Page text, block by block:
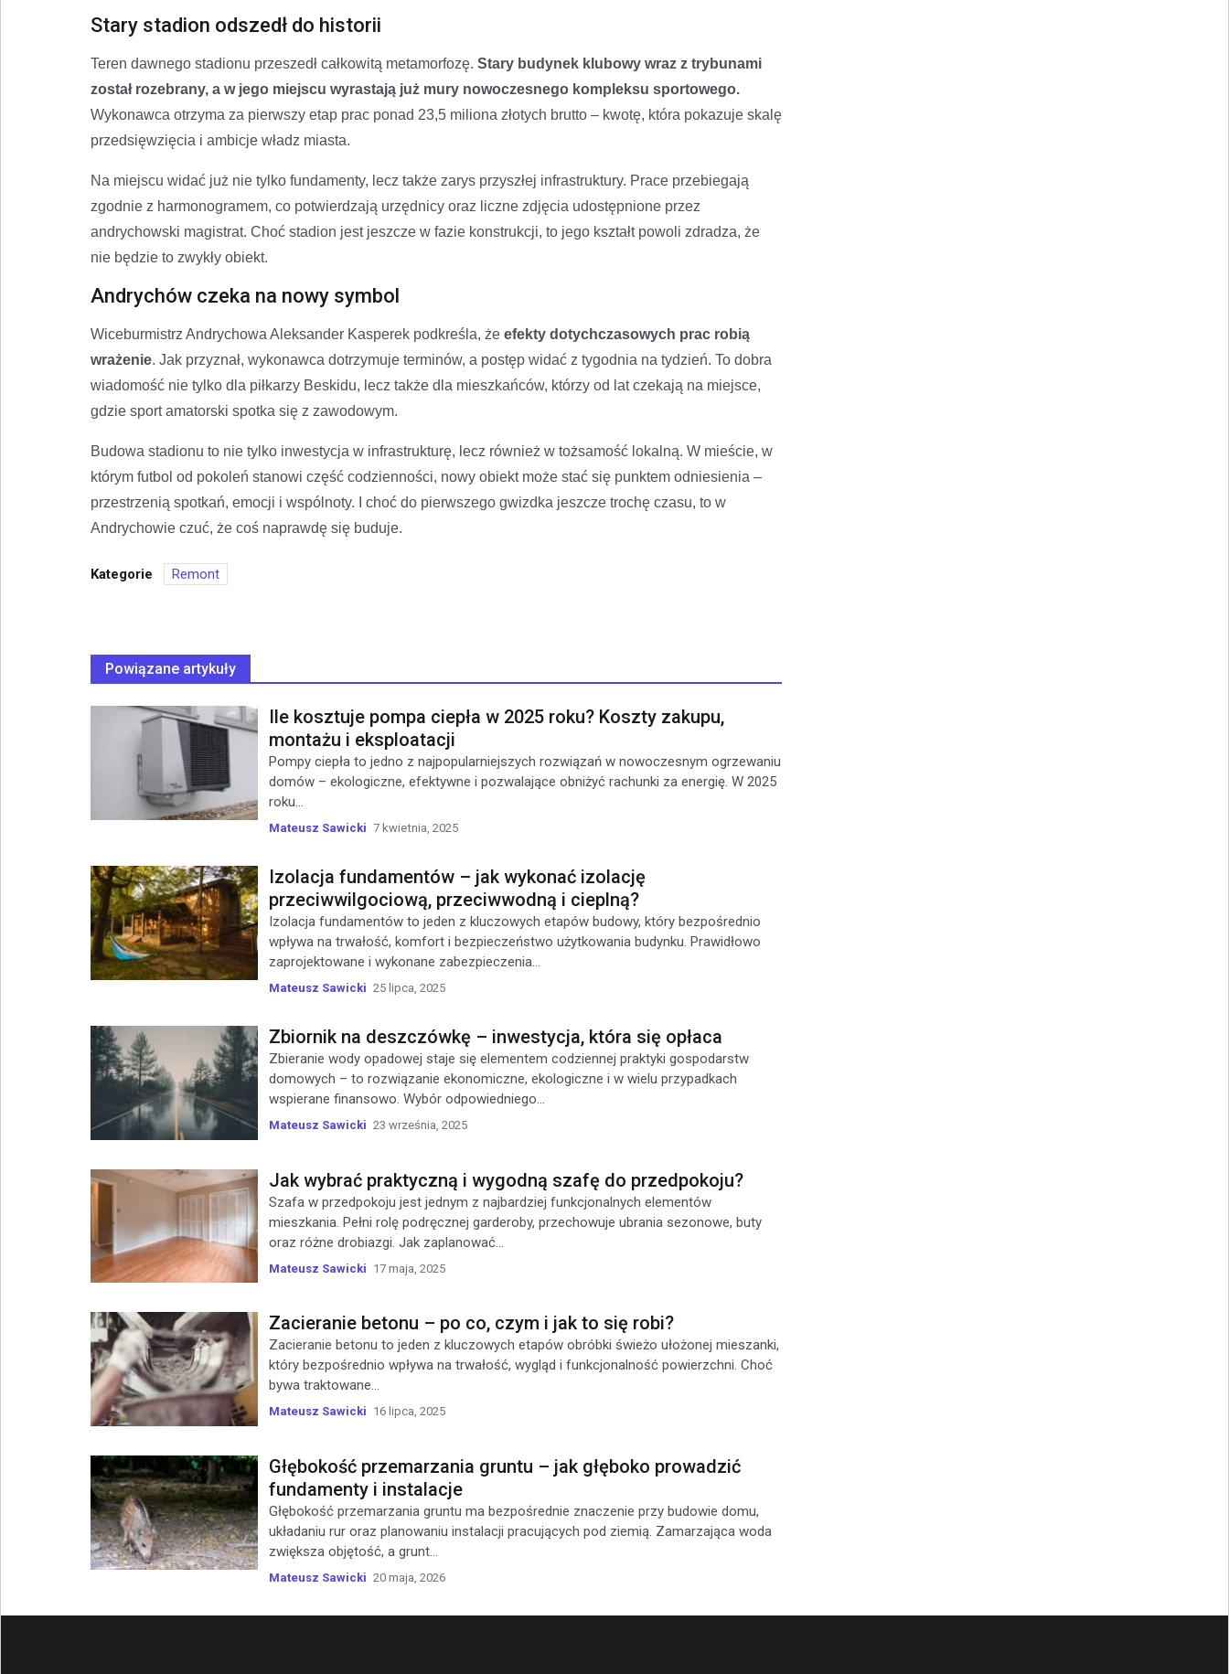
Stary stadion odszedł do historii
Teren dawnego stadionu przeszedł całkowitą metamorfozę. Stary budynek klubowy wraz z trybunami
został rozebrany, a w jego miejscu wyrastają już mury nowoczesnego kompleksu sportowego.
Wykonawca otrzyma za pierwszy etap prac ponad 23,5 miliona złotych brutto – kwotę, która pokazuje skalę
przedsięwzięcia i ambicje władz miasta.
Na miejscu widać już nie tylko fundamenty, lecz także zarys przyszłej infrastruktury. Prace przebiegają
zgodnie z harmonogramem, co potwierdzają urzędnicy oraz liczne zdjęcia udostępnione przez
andrychowski magistrat. Choć stadion jest jeszcze w fazie konstrukcji, to jego kształt powoli zdradza, że
nie będzie to zwykły obiekt.
Andrychów czeka na nowy symbol
Wiceburmistrz Andrychowa Aleksander Kasperek podkreśla, że efekty dotychczasowych prac robią
wrażenie. Jak przyznał, wykonawca dotrzymuje terminów, a postęp widać z tygodnia na tydzień. To dobra
wiadomość nie tylko dla piłkarzy Beskidu, lecz także dla mieszkańców, którzy od lat czekają na miejsce,
gdzie sport amatorski spotka się z zawodowym.
Budowa stadionu to nie tylko inwestycja w infrastrukturę, lecz również w tożsamość lokalną. W mieście, w
którym futbol od pokoleń stanowi część codzienności, nowy obiekt może stać się punktem odniesienia –
przestrzenią spotkań, emocji i wspólnoty. I choć do pierwszego gwizdka jeszcze trochę czasu, to w
Andrychowie czuć, że coś naprawdę się buduje.
Kategorie Remont
Powiązane artykuły
Ile kosztuje pompa ciepła w 2025 roku? Koszty zakupu,
montażu i eksploatacji
Pompy ciepła to jedno z najpopularniejszych rozwiązań w nowoczesnym ogrzewaniu
domów – ekologiczne, efektywne i pozwalające obniżyć rachunki za energię. W 2025
roku...
Mateusz Sawicki 7 kwietnia, 2025
Izolacja fundamentów – jak wykonać izolację
przeciwwilgociową, przeciwwodną i cieplną?
Izolacja fundamentów to jeden z kluczowych etapów budowy, który bezpośrednio
wpływa na trwałość, komfort i bezpieczeństwo użytkowania budynku. Prawidłowo
zaprojektowane i wykonane zabezpieczenia...
Mateusz Sawicki 25 lipca, 2025
Zbiornik na deszczówkę – inwestycja, która się opłaca
Zbieranie wody opadowej staje się elementem codziennej praktyki gospodarstw
domowych – to rozwiązanie ekonomiczne, ekologiczne i w wielu przypadkach
wspierane finansowo. Wybór odpowiedniego...
Mateusz Sawicki 23 września, 2025
Jak wybrać praktyczną i wygodną szafę do przedpokoju?
Szafa w przedpokoju jest jednym z najbardziej funkcjonalnych elementów
mieszkania. Pełni rolę podręcznej garderoby, przechowuje ubrania sezonowe, buty
oraz różne drobiazgi. Jak zaplanować...
Mateusz Sawicki 17 maja, 2025
Zacieranie betonu – po co, czym i jak to się robi?
Zacieranie betonu to jeden z kluczowych etapów obróbki świeżo ułożonej mieszanki,
który bezpośrednio wpływa na trwałość, wygląd i funkcjonalność powierzchni. Choć
bywa traktowane...
Mateusz Sawicki 16 lipca, 2025
Głębokość przemarzania gruntu – jak głęboko prowadzić
fundamenty i instalacje
Głębokość przemarzania gruntu ma bezpośrednie znaczenie przy budowie domu,
układaniu rur oraz planowaniu instalacji pracujących pod ziemią. Zamarzająca woda
zwiększa objętość, a grunt...
Mateusz Sawicki 20 maja, 2026